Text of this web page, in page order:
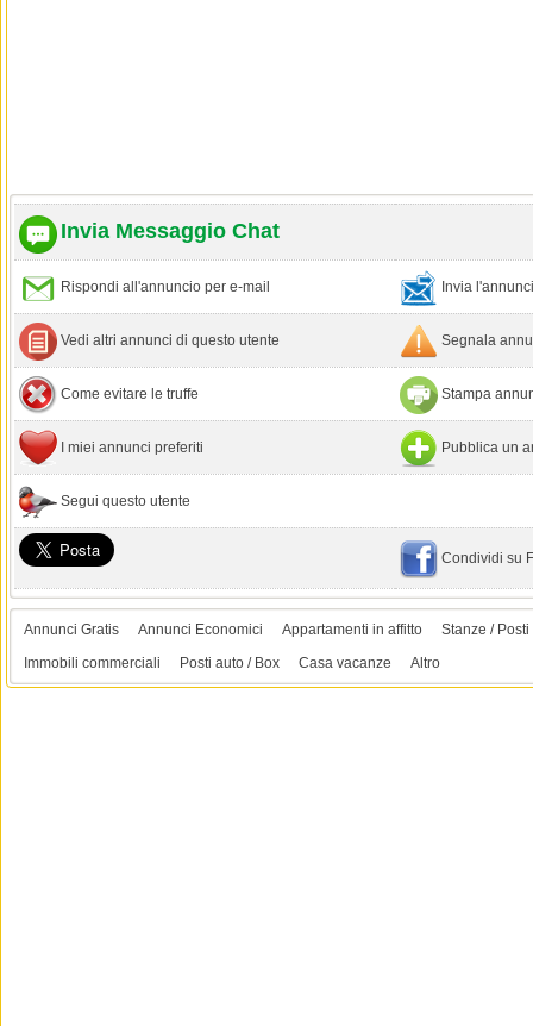
Invia Messaggio Chat
Rispondi all'annuncio per e-mail Invia
Vedi altri annunci di questo utente Segnala
Come evitare le truffe Stampa
I miei annunci preferiti Pubblica un
Segui questo utente
Condividi su
Annunci Gratis Annunci Economici Appartamenti in affitto
Stanze / Posti
Immobili commerciali
Posti auto / Box Casa vacanze Altro